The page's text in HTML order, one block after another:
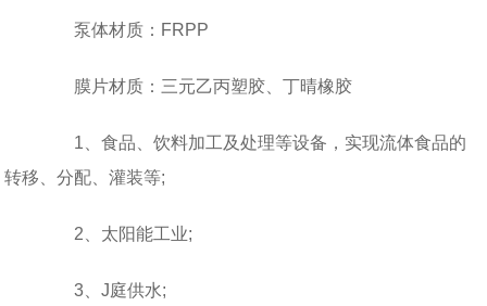
泵体材质：FRPP
膜片材质：三元乙丙塑胶、丁晴橡胶
1、食品、饮料加工及处理等设备，实现流体食品的
转移、分配、灌装等;
2、太阳能工业;
3、J庭供水;